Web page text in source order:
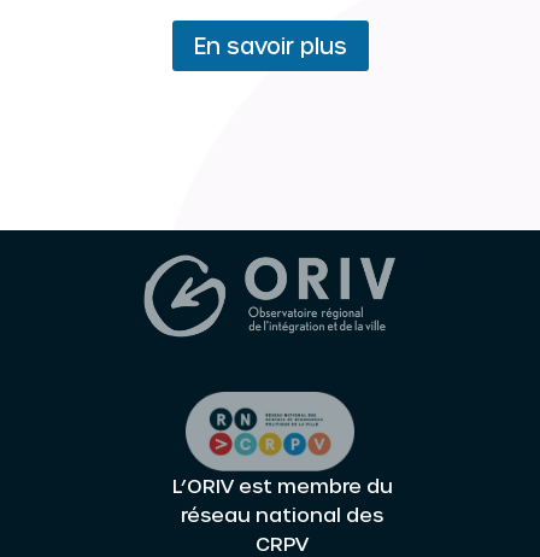
En savoir plus
L’ORIV est membre du
réseau national des
CRPV